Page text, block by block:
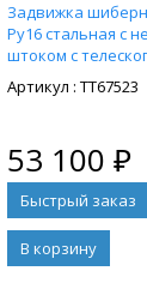
Задвижка
Ру16 стальная с
штоком с
1300-1800 мм, на
управление
: ТТ67523
53 100 ₽
В корзину